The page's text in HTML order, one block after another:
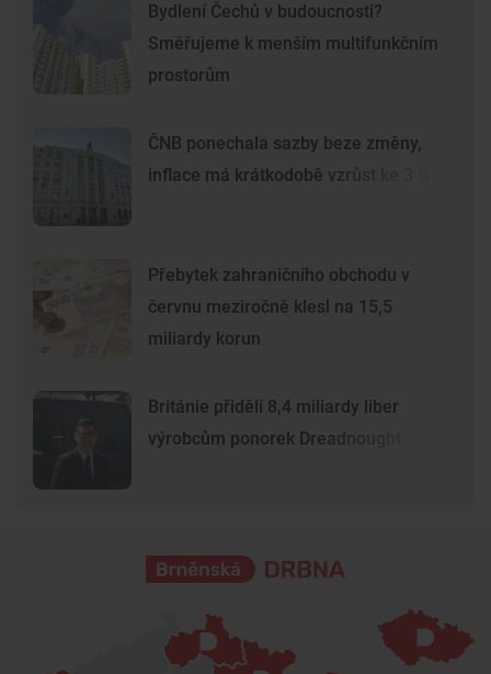
Bydlení Čechů v budoucnosti?
Směřujeme k menším multifunkčním
prostorům
ČNB ponechala sazby beze změny,
inflace má krátkodobě vzrůst ke 3 %
Přebytek zahraničního obchodu v
červnu meziročně klesl na 15,5
miliardy korun
Británie přidělí 8,4 miliardy liber
výrobcům ponorek Dreadnought